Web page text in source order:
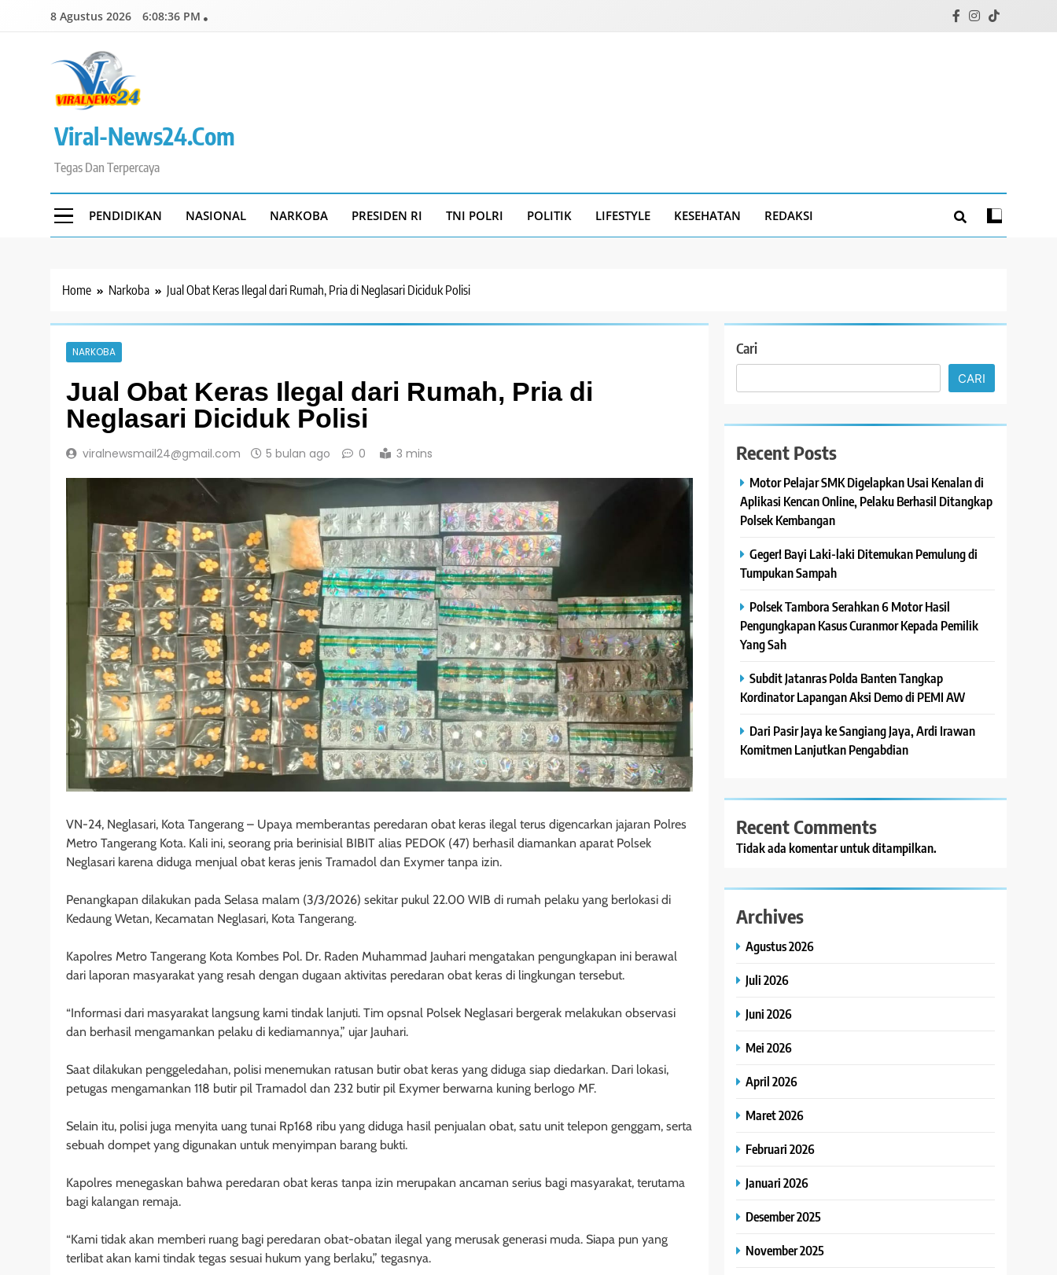
8 Agustus 2026 6:08:37 PM
Viral-News24.com
Tegas Dan Terpercaya
PENDIDIKAN NASIONAL NARKOBA PRESIDEN RI TNI POLRI POLITIK LIFESTYLE KESEHATAN REDAKSI
Home Narkoba Jual Obat Keras Ilegal dari Rumah, Pria di Neglasari Diciduk Polisi
NARKOBA
Jual Obat Keras Ilegal dari Rumah, Pria di
Neglasari Diciduk Polisi
viralnewsmail24@gmail.com 5 bulan ago 0 3 mins
VN-24, Neglasari, Kota Tangerang – Upaya memberantas peredaran obat keras ilegal terus digencarkan jajaran Polres
Metro Tangerang Kota. Kali ini, seorang pria berinisial BIBIT alias PEDOK (47) berhasil diamankan aparat Polsek
Neglasari karena diduga menjual obat keras jenis Tramadol dan Exymer tanpa izin.
Penangkapan dilakukan pada Selasa malam (3/3/2026) sekitar pukul 22.00 WIB di rumah pelaku yang berlokasi di
Kedaung Wetan, Kecamatan Neglasari, Kota Tangerang.
Kapolres Metro Tangerang Kota Kombes Pol. Dr. Raden Muhammad Jauhari mengatakan pengungkapan ini berawal
dari laporan masyarakat yang resah dengan dugaan aktivitas peredaran obat keras di lingkungan tersebut.
“Informasi dari masyarakat langsung kami tindak lanjuti. Tim opsnal Polsek Neglasari bergerak melakukan observasi
dan berhasil mengamankan pelaku di kediamannya,” ujar Jauhari.
Saat dilakukan penggeledahan, polisi menemukan ratusan butir obat keras yang diduga siap diedarkan. Dari lokasi,
petugas mengamankan 118 butir pil Tramadol dan 232 butir pil Exymer berwarna kuning berlogo MF.
Selain itu, polisi juga menyita uang tunai Rp168 ribu yang diduga hasil penjualan obat, satu unit telepon genggam, serta
sebuah dompet yang digunakan untuk menyimpan barang bukti.
Kapolres menegaskan bahwa peredaran obat keras tanpa izin merupakan ancaman serius bagi masyarakat, terutama
bagi kalangan remaja.
“Kami tidak akan memberi ruang bagi peredaran obat-obatan ilegal yang merusak generasi muda. Siapa pun yang
terlibat akan kami tindak tegas sesuai hukum yang berlaku,” tegasnya.
Cari
CARI
Recent Posts
Motor Pelajar SMK Digelapkan Usai Kenalan di
Aplikasi Kencan Online, Pelaku Berhasil Ditangkap
Polsek Kembangan
Geger! Bayi Laki-laki Ditemukan Pemulung di
Tumpukan Sampah
Polsek Tambora Serahkan 6 Motor Hasil
Pengungkapan Kasus Curanmor Kepada Pemilik
Yang Sah
Subdit Jatanras Polda Banten Tangkap
Kordinator Lapangan Aksi Demo di PEMI AW
Dari Pasir Jaya ke Sangiang Jaya, Ardi Irawan
Komitmen Lanjutkan Pengabdian
Recent Comments
Tidak ada komentar untuk ditampilkan.
Archives
Agustus 2026
Juli 2026
Juni 2026
Mei 2026
April 2026
Maret 2026
Februari 2026
Januari 2026
Desember 2025
November 2025